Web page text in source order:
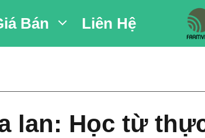
Bán Liên Hệ
lan: Học từ